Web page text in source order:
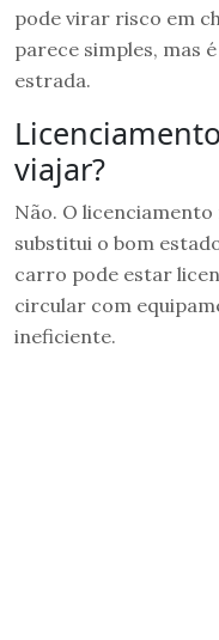
pode virar risco em
parece simples, mas
estrada.
viajar?
Não. O
substitui o bom
carro pode estar
circular com
ineficiente.